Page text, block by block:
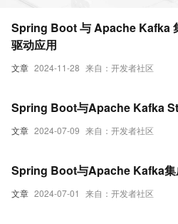
文章 2024-11-28 来自：开发者社区
Spring Boot 与 Apache Kafka
驱动应用
文章 2024-07-09 来自：开发者社区
Spring Boot与Apache Kafka
文章 2024-07-01 来自：开发者社区
Spring Boot与Apache Kafka集